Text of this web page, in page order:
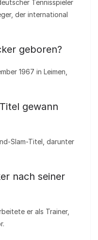
Tennisspieler
der international
geboren?
1967 in Leimen,
gewann
Slam-Titel, darunter
nach seiner
er als Trainer,